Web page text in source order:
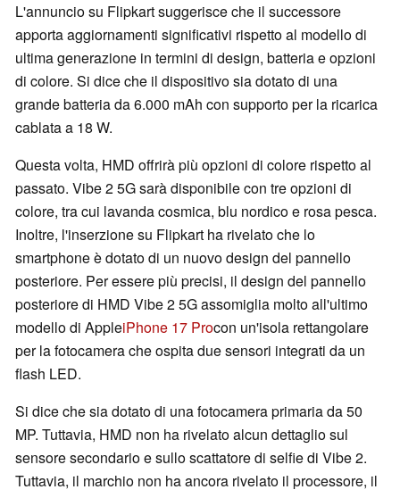
L'annuncio su Flipkart suggerisce che il successore
apporta aggiornamenti significativi rispetto al modello di
ultima generazione in termini di design, batteria e opzioni
di colore. Si dice che il dispositivo sia dotato di una
grande batteria da 6.000 mAh con supporto per la ricarica
cablata a 18 W.
Questa volta, HMD offrirà più opzioni di colore rispetto al
passato. Vibe 2 5G sarà disponibile con tre opzioni di
colore, tra cui lavanda cosmica, blu nordico e rosa pesca.
Inoltre, l'inserzione su Flipkart ha rivelato che lo
smartphone è dotato di un nuovo design del pannello
posteriore. Per essere più precisi, il design del pannello
posteriore di HMD Vibe 2 5G assomiglia molto all'ultimo
modello di AppleiPhone 17 Procon un'isola rettangolare
per la fotocamera che ospita due sensori integrati da un
flash LED.
Si dice che sia dotato di una fotocamera primaria da 50
MP. Tuttavia, HMD non ha rivelato alcun dettaglio sul
sensore secondario e sullo scattatore di selfie di Vibe 2.
Tuttavia, il marchio non ha ancora rivelato il processore, il